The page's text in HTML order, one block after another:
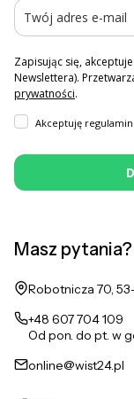
Zapisując się,
Newslettera).
prywatności.
Akceptuję regulamin
Masz
Adres:
Robotnicza 70,
+48 607 704 109
Od pon. do pt. w
online@wist24.pl